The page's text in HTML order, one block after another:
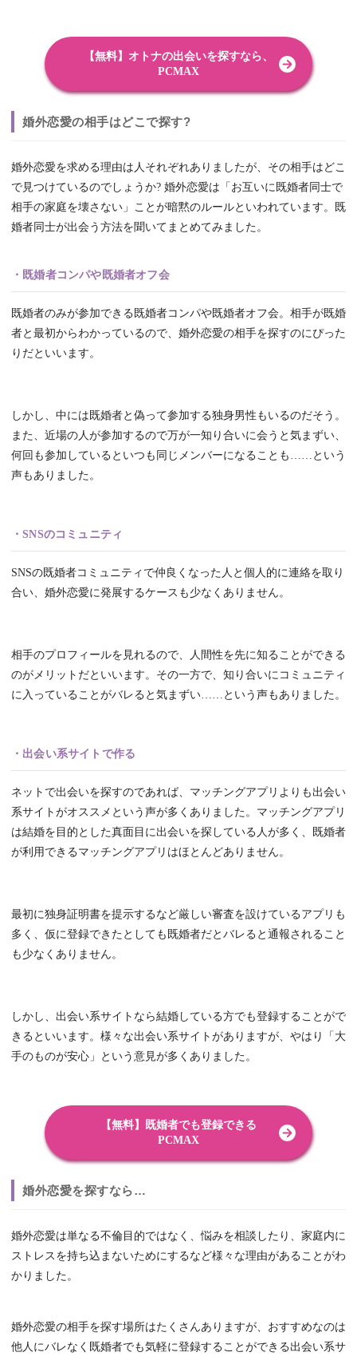
【無料】オトナの出会いを探すなら、
PCMAX
婚外恋愛の相手はどこで探す?
婚外恋愛を求める理由は人それぞれありましたが、その相手はどこ
で見つけているのでしょうか? 婚外恋愛は「お互いに既婚者同士で
相手の家庭を壊さない」ことが暗黙のルールといわれています。既
婚者同士が出会う方法を聞いてまとめてみました。
・既婚者コンパや既婚者オフ会
既婚者のみが参加できる既婚者コンパや既婚者オフ会。相手が既婚
者と最初からわかっているので、婚外恋愛の相手を探すのにぴった
りだといいます。
しかし、中には既婚者と偽って参加する独身男性もいるのだそう。
また、近場の人が参加するので万が一知り合いに会うと気まずい、
何回も参加しているといつも同じメンバーになることも……という
声もありました。
・SNSのコミュニティ
SNSの既婚者コミュニティで仲良くなった人と個人的に連絡を取り
合い、婚外恋愛に発展するケースも少なくありません。
相手のプロフィールを見れるので、人間性を先に知ることができる
のがメリットだといいます。その一方で、知り合いにコミュニティ
に入っていることがバレると気まずい……という声もありました。
・出会い系サイトで作る
ネットで出会いを探すのであれば、マッチングアプリよりも出会い
系サイトがオススメという声が多くありました。マッチングアプリ
は結婚を目的とした真面目に出会いを探している人が多く、既婚者
が利用できるマッチングアプリはほとんどありません。
最初に独身証明書を提示するなど厳しい審査を設けているアプリも
多く、仮に登録できたとしても既婚者だとバレると通報されること
も少なくありません。
しかし、出会い系サイトなら結婚している方でも登録することがで
きるといいます。様々な出会い系サイトがありますが、やはり「大
手のものが安心」という意見が多くありました。
【無料】既婚者でも登録できる
PCMAX
婚外恋愛を探すなら…
婚外恋愛は単なる不倫目的ではなく、悩みを相談したり、家庭内に
ストレスを持ち込まないためにするなど様々な理由があることがわ
かりました。
婚外恋愛の相手を探す場所はたくさんありますが、おすすめなのは
他人にバレなく既婚者でも気軽に登録することができる出会い系サ